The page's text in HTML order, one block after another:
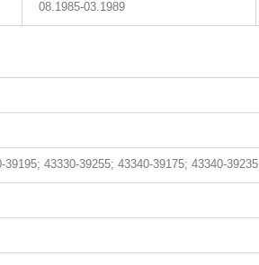
08.1985-03.1989
43330-39255; 43340-39175; 43340-39235